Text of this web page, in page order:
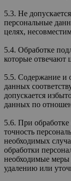
5.3. Не
персональные
целях,
5.4. Обработке
которые отвечают
5.5. Содержание и
данных
допускается
данных по
5.6. При
точность
необходимых
обработки
необходимые меры
удалению или